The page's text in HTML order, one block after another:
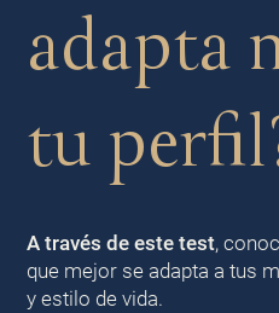
adapta
tu
A través de este test,
que mejor se adapta a tus
y estilo de vida.